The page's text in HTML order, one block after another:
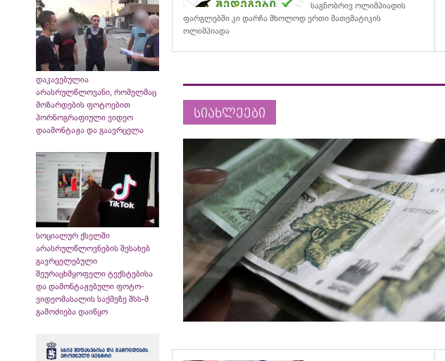
დაკავებულია
არასრულწლოვანი, რომელმაც
მოზარდების ფოტოებით
პორნოგრაფიული ვიდეო
დაამონტაჟა და გაავრცელა
სოციალურ ქსელში
არასრულწლოვნების შესახებ
გავრცელებული
შეურაცხმყოფელი ტექსტებისა
და დამონტაჟებული ფოტო-
ვიდეომასალის საქმეზე შსს-მ
გამოძიება დაიწყო
საგნობრივ ოლიმპიადის
ფარგლებში კი დარჩა მხოლოდ ერთი მათემატიკის
ოლიმპიადა
სიახლეები